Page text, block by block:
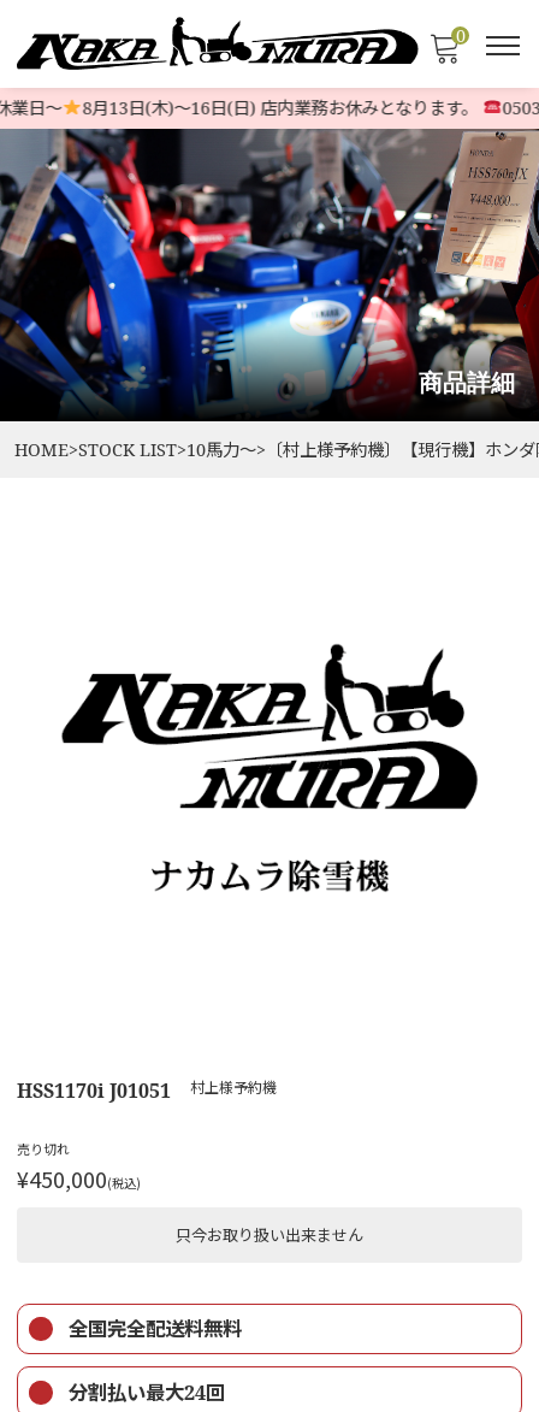
商品詳細
HOME>STOCK LIST>10馬力〜> 〔村上様予約機〕【現行機】ホン
0
日〜 8月13日(木)〜16日(日) 店内業務お休みとなります。
HSS1170i J01051 村上様予約機
売り切れ
¥450,000(税込)
只今お取り扱い出来ません
全国完全配送料無料
分割払い最大24回